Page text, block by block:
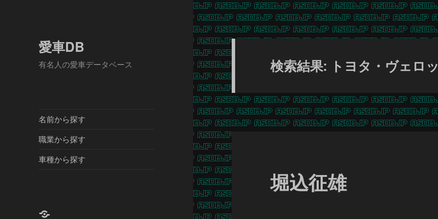
愛車DB
有名人の愛車データベース
名前から探す
職業から探す
車種から探す
X
検索結果: トヨタ・ヴェロ
堀込征雄